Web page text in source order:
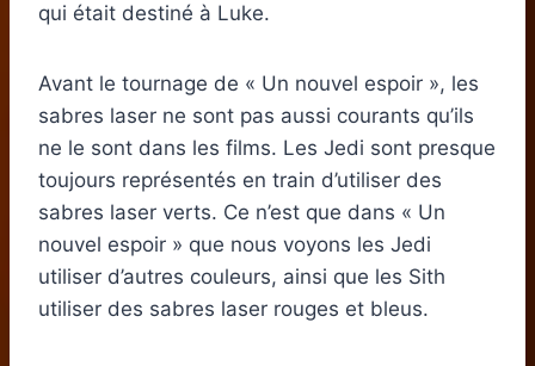
qui était destiné à Luke.
Avant le tournage de « Un nouvel espoir », les
sabres laser ne sont pas aussi courants qu’ils
ne le sont dans les films. Les Jedi sont presque
toujours représentés en train d’utiliser des
sabres laser verts. Ce n’est que dans « Un
nouvel espoir » que nous voyons les Jedi
utiliser d’autres couleurs, ainsi que les Sith
utiliser des sabres laser rouges et bleus.